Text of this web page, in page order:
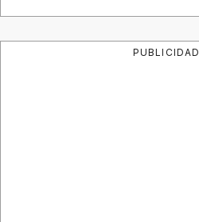
PUBLICIDAD